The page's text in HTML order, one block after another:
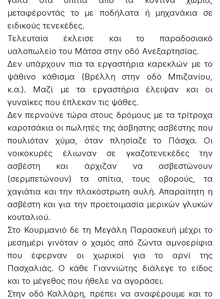
μεταφέροντάς το με ποδήλατα ή μηχανάκια σε
ειδικούς τενεκέδες.
Τελευταία έκλεισε και το παραδοσιακό
υαλοπωλείο του Μάτσα στην οδό Ανεξαρτησίας.
Δεν υπάρχουν πια τα εργαστήρια καρεκλών με το
ψάθινο κάθισμα (Βρέλλη στην οδό Μπιζανίου,
κ.α.). Μαζί με τα εργαστήρια έλειψαν και οι
γυναίκες που έπλεκαν τις ψάθες.
Δεν περνούνε τώρα στους δρόμους με τα τρίτροχα
καροτσάκια οι πωλητές της άσβηστης ασβέστης που
πουλιόταν χύμα, όταν πλησίαζε το Πάσχα. Οι
νοικοκυρές έλιωναν σε γκαζοτενεκέδες την
ασβέστη και άρχιζαν να ασβεστώνουν
(σερμπετώνουν) τα σπίτια, τους οβορούς, τα
χαγιάτια και την πλακόστρωτη αυλή. Απαραίτητη η
ασβέστη και για την προετοιμασία μερικών γλυκών
κουταλιού.
Στο Κουρμανιό δε τη Μεγάλη Παρασκευή μέχρι το
μεσημέρι γινόταν ο χαμός από ζώντα αμνοερίφια
που έφερναν οι χωρικοί για το αρνί της
Πασχαλιάς. Ο κάθε Γιαννιώτης διάλεγε το είδος
και το μέγεθος που ήθελε να αγοράσει.
Στην οδό Καλλάρη, πρέπει να αναφέρουμε και το